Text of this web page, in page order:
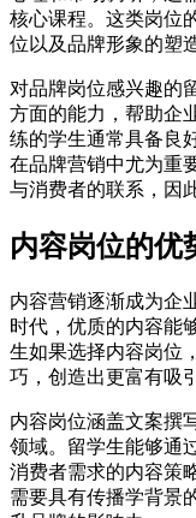
核心课程。这类岗位
位以及品牌形象的塑
对品牌岗位感兴趣的
方面的能力，帮助企
练的学生通常具备良
在品牌营销中尤为重
与消费者的联系，因
内容岗位的优
内容营销逐渐成为企
时代，优质的内容能
生如果选择内容岗位
巧，创造出更富有吸
内容岗位涵盖文案撰
领域。留学生能够通
消费者需求的内容策
需要具有传播学背景